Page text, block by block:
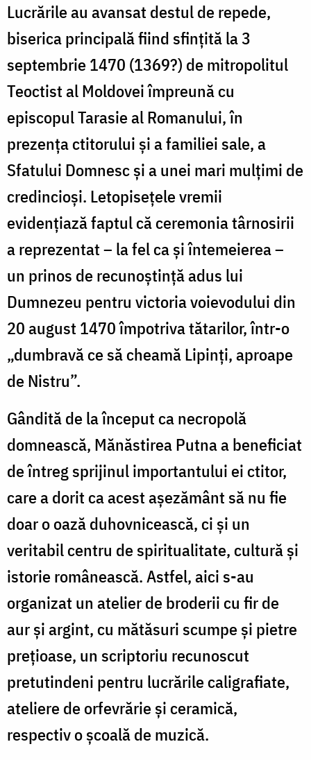
Lucrările au avansat destul de repede,
biserica principală fiind sfințită la 3
septembrie 1470 (1369?) de mitropolitul
Teoctist al Moldovei împreună cu
episcopul Tarasie al Romanului, în
prezența ctitorului și a familiei sale, a
Sfatului Domnesc și a unei mari mulțimi de
credincioși. Letopisețele vremii
evidențiază faptul că ceremonia târnosirii
a reprezentat – la fel ca și întemeierea –
un prinos de recunoștință adus lui
Dumnezeu pentru victoria voievodului din
20 august 1470 împotriva tătarilor, într-o
„dumbravă ce să cheamă Lipinți, aproape
de Nistru”.
Gândită de la început ca necropolă
domnească, Mănăstirea Putna a beneficiat
de întreg sprijinul importantului ei ctitor,
care a dorit ca acest așezământ să nu fie
doar o oază duhovnicească, ci și un
veritabil centru de spiritualitate, cultură și
istorie românească. Astfel, aici s-au
organizat un atelier de broderii cu fir de
aur și argint, cu mătăsuri scumpe și pietre
prețioase, un scriptoriu recunoscut
pretutindeni pentru lucrările caligrafiate,
ateliere de orfevrărie și ceramică,
respectiv o școală de muzică.